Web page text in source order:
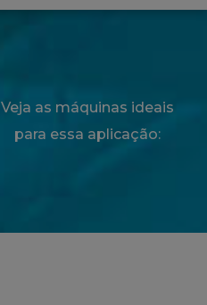
Veja as máquinas ideais
para essa aplicação: